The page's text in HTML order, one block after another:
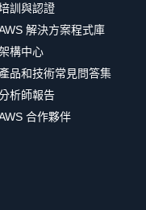
訓與認證
解決方案程式庫
構中心
產品和技術常見問答集
析師報告
合作夥伴